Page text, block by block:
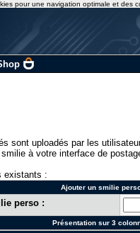
sont uploadés par les
à votre interface de
existants :
Ajouter un smilie
perso :
Présentation sur 3
pour une navigation optimale et des